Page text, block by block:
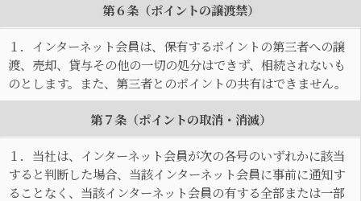
第６条（ポイントの譲渡禁）
１．インターネット会員は、保有するポイントの第三者への譲
渡、売却、貸与その他の一切の処分はできず、相続されないも
のとします。また、第三者とのポイントの共有はできません。
第７条（ポイントの取消・消滅）
１．当社は、インターネット会員が次の各号のいずれかに該当
すると判断した場合、当該インターネット会員に事前に通知す
ることなく、当該インターネット会員の有する全部または一部